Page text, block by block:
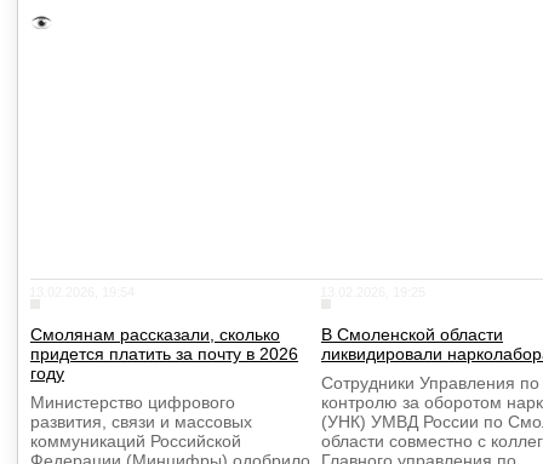
Смолянам рассказали, сколько
придется платить за почту в 2026
году
Министерство цифрового
развития, связи и массовых
коммуникаций Российской
В Смоленской области
ликвидировали
Сотрудники Управления по
контролю за оборотом
(УНК) УМВД России по
области совместно с